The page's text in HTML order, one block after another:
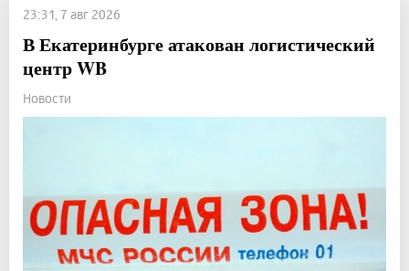
23:31, 7 авг 2026
В Екатеринбурге атакован логистический
центр WB
Новости